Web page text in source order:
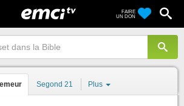
FAIRE
UN DON
Segond 21 Plus